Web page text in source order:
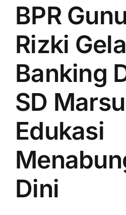
BPR
Rizki
Banking
SD
Edukasi
Dini